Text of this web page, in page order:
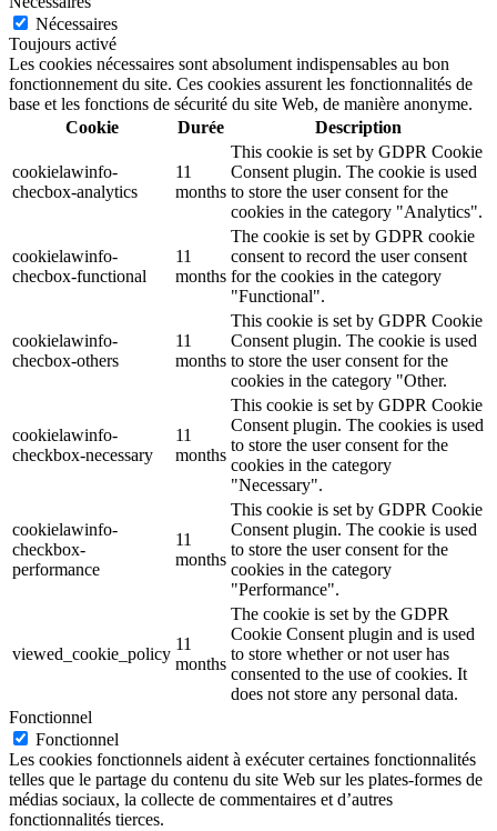
Nécessaires
Toujours activé
Les cookies nécessaires sont absolument indispensables au bon
fonctionnement du site. Ces cookies assurent les fonctionnalités de
base et les fonctions de sécurité du site Web, de manière anonyme.
Cookie
Durée Description
cookielawinfo-
checbox-analytics
11
months
This cookie is set by GDPR Cookie
Consent plugin. The cookie is used
to store the user consent for the
cookies in the category "Analytics".
cookielawinfo-
checbox-functional
11
months
The cookie is set by GDPR cookie
consent to record the user consent
for the cookies in the category
"Functional".
cookielawinfo-
checbox-others
11
months
This cookie is set by GDPR Cookie
Consent plugin. The cookie is used
to store the user consent for the
cookies in the category "Other.
cookielawinfo-
checkbox-necessary
11
months
This cookie is set by GDPR Cookie
Consent plugin. The cookies is used
to store the user consent for the
cookies in the category
"Necessary".
cookielawinfo-
checkbox-
performance
11
months
This cookie is set by GDPR Cookie
Consent plugin. The cookie is used
to store the user consent for the
cookies in the category
"Performance".
viewed_cookie_policy
11
months
The cookie is set by the GDPR
Cookie Consent plugin and is used
to store whether or not user has
consented to the use of cookies. It
does not store any personal data.
Fonctionnel
Fonctionnel
Les cookies fonctionnels aident à exécuter certaines fonctionnalités
telles que le partage du contenu du site Web sur les plates-formes de
médias sociaux, la collecte de commentaires et d’autres
fonctionnalités tierces.